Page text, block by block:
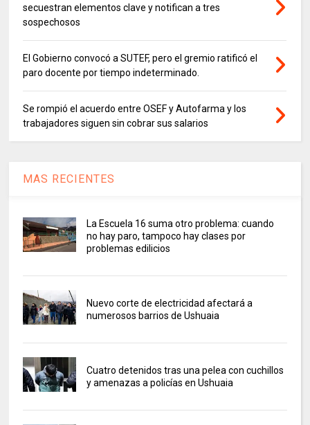
secuestran elementos clave y notifican a tres
sospechosos
El Gobierno convocó a SUTEF, pero el gremio ratificó el
paro docente por tiempo indeterminado.
Se rompió el acuerdo entre OSEF y Autofarma y los
trabajadores siguen sin cobrar sus salarios
MAS RECIENTES
La Escuela 16 suma otro problema: cuando
no hay paro, tampoco hay clases por
problemas edilicios
Nuevo corte de electricidad afectará a
numerosos barrios de Ushuaia
Cuatro detenidos tras una pelea con cuchillos
y amenazas a policías en Ushuaia